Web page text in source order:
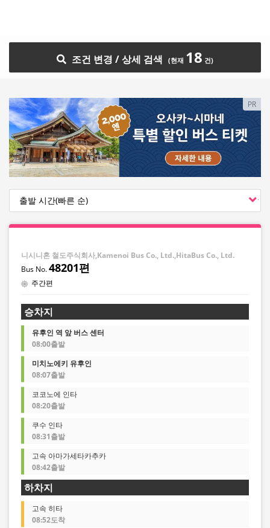
조건 변경 / 상세 검색 18
PR
니시니혼 철도주식회사,Kamenoi Bus Co., Ltd.,HitaBus Co., Ltd.
48201편
주간편
승차지
유후인 역 앞 버스 센터
08:00출발
미치노에키 유후인
08:07출발
코코노에 인타
08:20출발
쿠수 인타
08:31출발
고속 아마가세타카추카
08:42출발
하차지
고속 히타
08:52도착